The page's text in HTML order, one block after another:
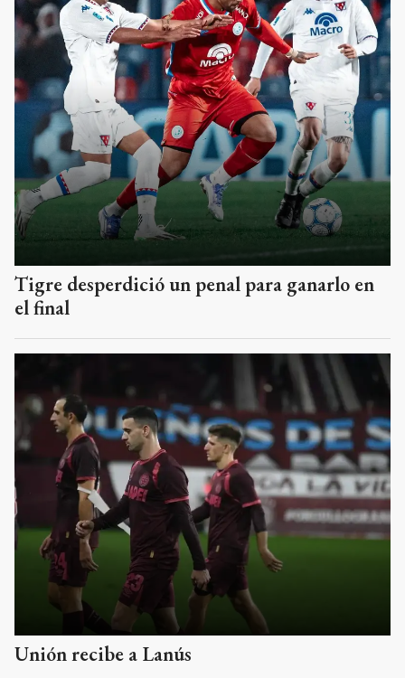
Tigre desperdició un penal para ganarlo en
el final
Unión recibe a Lanús